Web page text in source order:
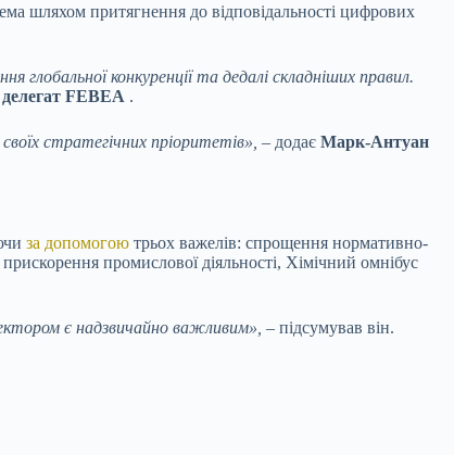
шляхом притягнення до відповідальності цифрових
конкуренції та дедалі складніших правил.
FEBEA .
стратегічних пріоритетів», – додає Марк-Антуан
за допомогою трьох важелів: спрощення нормативно-
промислової діяльності, Хімічний омнібус
є надзвичайно важливим», – підсумував він.